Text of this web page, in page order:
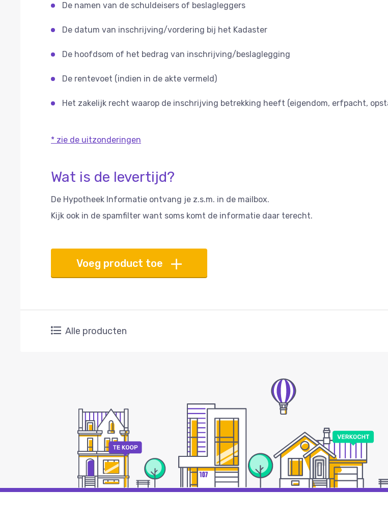
De namen van de schuldeisers of beslagleggers
De datum van inschrijving/vordering bij het Kadaster
De hoofdsom of het bedrag van inschrijving/beslaglegging
De rentevoet (indien in de akte vermeld)
Het zakelijk recht waarop de inschrijving betrekking heeft (eigendom, erfpacht,
* zie de uitzonderingen
Wat is de levertijd?
De Hypotheek Informatie ontvang je z.s.m. in de mailbox.
Kijk ook in de spamfilter want soms komt de informatie daar terecht.
Voeg product toe
Alle producten